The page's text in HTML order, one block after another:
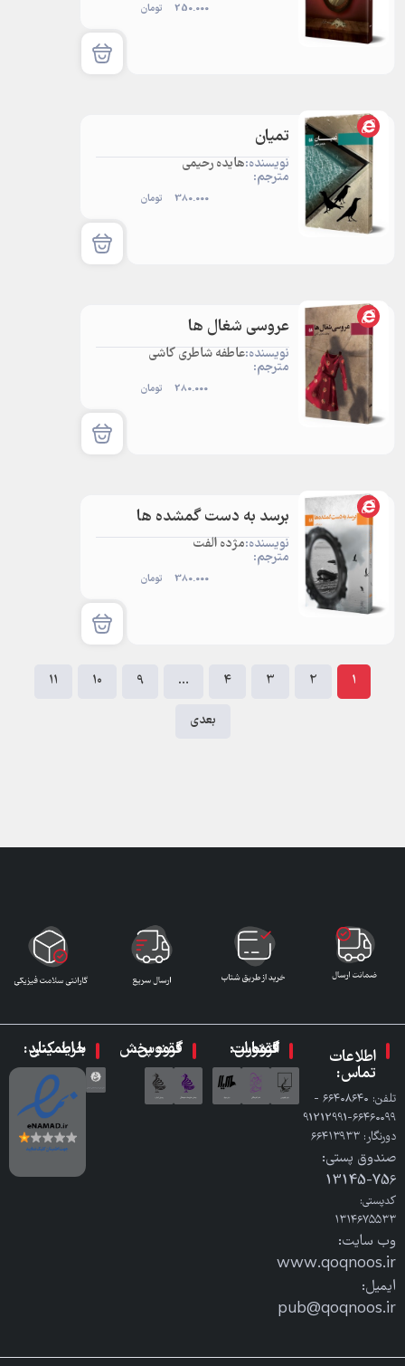
250.000 تومان
تمیان
نویسنده:هایده رحیمی
مترجم:
380.000 تومان
عروسی شغال ها
نویسنده:عاطفه شاطری کاشی
مترجم:
280.000 تومان
برسد به دست گمشده ها
نویسنده:مژده الفت
مترجم:
380.000 تومان
1
2
3
4
…
9
10
11
بعدی
اطلاعات
تماس:
تلفن: ٦٦٤٠٨٦٤٠ -
٦٦٤٦٠٠٩٩-91212991
دورنگار: ٦٦٤١٣٩٣٣
صندوق پستی:
756-13145
کدپستی:
۱۳۱۴۶۷۵۵۳۳
وب سایت:
www.qoqnoos.ir
ایمیل:
pub@qoqnoos.ir
گروه انتشارات ققنوس: گروه پخش ققنوس: با اطمینان خرید کنید: